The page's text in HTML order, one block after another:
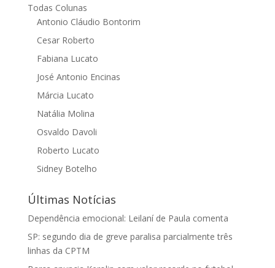
Todas Colunas
Antonio Cláudio Bontorim
Cesar Roberto
Fabiana Lucato
José Antonio Encinas
Márcia Lucato
Natália Molina
Osvaldo Davoli
Roberto Lucato
Sidney Botelho
Últimas Notícias
Dependência emocional: Leilaní de Paula comenta
SP: segundo dia de greve paralisa parcialmente três
linhas da CPTM